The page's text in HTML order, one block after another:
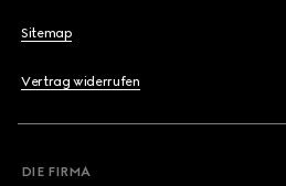
Sitemap
Vertrag widerrufen
DIE FIRMA